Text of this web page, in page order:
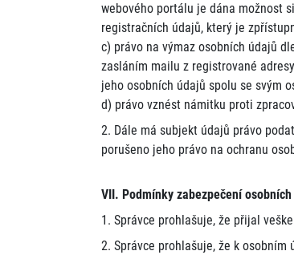
webového portálu je dána možnost
registračních údajů, který je
c) právo na výmaz osobních údajů
zasláním mailu z registrované
jeho osobních údajů spolu se svým
d) právo vznést námitku proti
2. Dále má subjekt údajů právo
porušeno jeho právo na ochranu
VII. Podmínky zabezpečení
1. Správce prohlašuje, že přijal
2. Správce prohlašuje, že k